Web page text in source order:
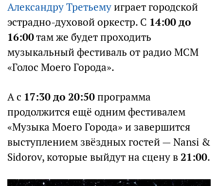
Александру Третьемуиграет городской
эстрадно-духовой оркестр. С 14:00 до
16:00там же будет проходить
музыкальный фестиваль от радио МСМ
«Голос Моего Города».
А с 17:30 до 20:50программа
продолжится ещё одним фестивалем
«Музыка Моего Города» и завершится
выступлением звёздных гостей — Nansi &
Sidorov, которые выйдут на сцену в 21:00.